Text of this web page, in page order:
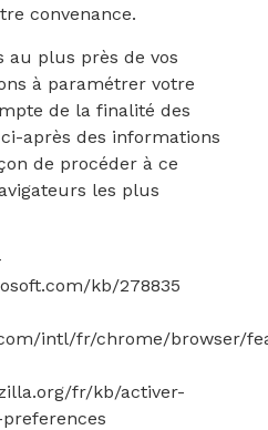
convenance.
au plus près de vos
à paramétrer votre
de la finalité des
après des informations
de procéder à ce
les plus
kb/278835
intl/fr/chrome/browser/
fr/kb/activer-